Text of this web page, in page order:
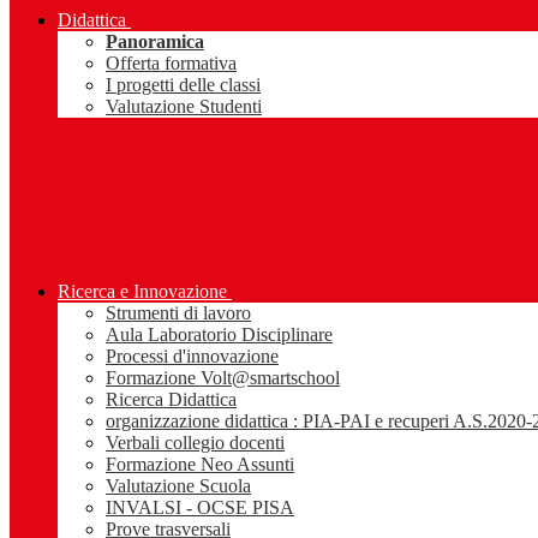
Didattica
Panoramica
Offerta formativa
I progetti delle classi
Valutazione Studenti
Ricerca e Innovazione
Strumenti di lavoro
Aula Laboratorio Disciplinare
Processi d'innovazione
Formazione Volt@smartschool
Ricerca Didattica
organizzazione didattica : PIA-PAI e recuperi A.S.2020-
Verbali collegio docenti
Formazione Neo Assunti
Valutazione Scuola
INVALSI - OCSE PISA
Prove trasversali